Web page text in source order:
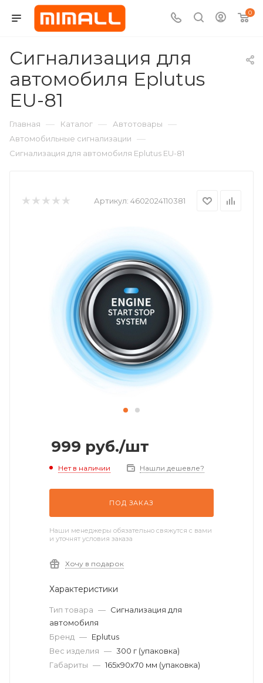
0
Сигнализация для
автомобиля Eplutus
EU-81
Главная — Каталог — Автотовары —
Автомобильные сигнализации —
Сигнализация для автомобиля Eplutus EU-81
Артикул: 4602024110381
999 руб./шт
Нет в наличии Нашли дешевле?
ПОД ЗАКАЗ
Наши менеджеры обязательно свяжутся с вами
и уточнят условия заказа
Хочу в подарок
Характеристики
Тип товара — Сигнализация для
автомобиля
Бренд — Eplutus
Вес изделия — 300 г (упаковка)
Габариты — 165х90х70 мм (упаковка)